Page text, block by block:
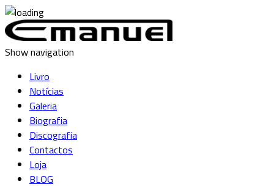
Show navigation
Livro
Notícias
Galeria
Biografia
Discografia
Contactos
Loja
BLOG